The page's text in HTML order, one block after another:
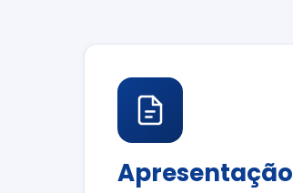
Apresentação